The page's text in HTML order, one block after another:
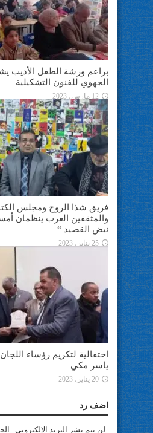
براعم ورشة الطفل الأديب
الجهوي للفنون التشكيلية
12 مارس، 2023
فريق شذا الروح ومجلس
والمثقفين العرب ينظمان
نبض القصيد “
25 يناير، 2023
احتفالية لتكريم رؤساء اللجان
ياسر مكي
20 يناير، 2023
اضف رد
لن يتم نشر البريد الإلكتروني .